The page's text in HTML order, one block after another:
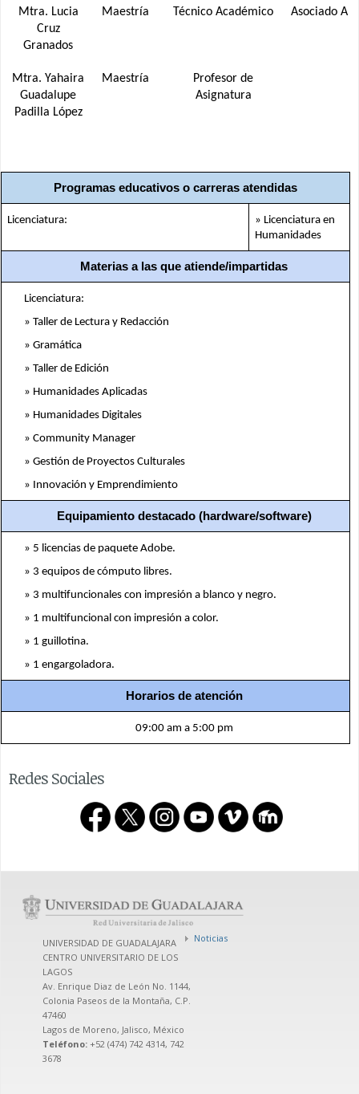
Mtra. Lucia
Cruz
Granados
Maestría Técnico Académico Asociado A
Mtra. Yahaira
Guadalupe
Padilla López
Maestría
Profesor de
Asignatura
Programas educativos o carreras atendidas
Licenciatura:
» Licenciatura en
Humanidades
Materias a las que atiende/impartidas
Licenciatura:
» Taller de Lectura y Redacción
» Gramática
» Taller de Edición
» Humanidades Aplicadas
» Humanidades Digitales
» Community Manager
» Gestión de Proyectos Culturales
» Innovación y Emprendimiento
Equipamiento destacado (hardware/software)
» 5 licencias de paquete Adobe.
» 3 equipos de cómputo libres.
» 3 multifuncionales con impresión a blanco y negro.
» 1 multifuncional con impresión a color.
» 1 guillotina.
» 1 engargoladora.
Horarios de atención
09:00 am a 5:00 pm
Redes Sociales
UNIVERSIDAD DE GUADALAJARA
CENTRO UNIVERSITARIO DE LOS
LAGOS
Av. Enrique Diaz de León No. 1144,
Colonia Paseos de la Montaña, C.P.
47460
Lagos de Moreno, Jalisco, México
Teléfono: +52 (474) 742 4314, 742
3678
Noticias